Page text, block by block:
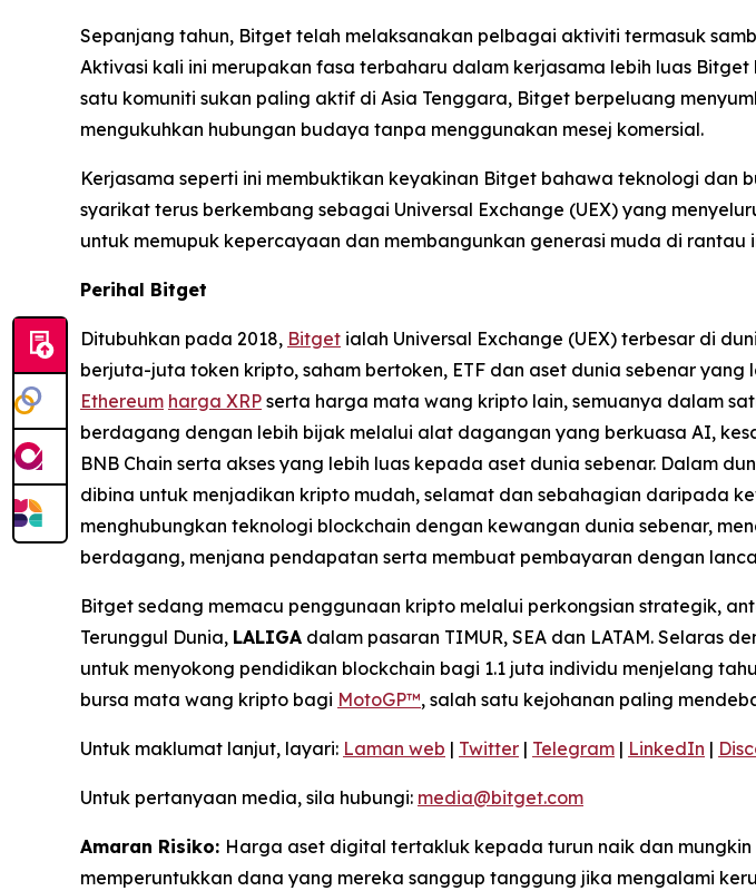
Sepanjang tahun, Bitget telah melaksanakan pelbagai aktiviti termasuk
Aktivasi kali ini merupakan fasa terbaharu dalam kerjasama lebih luas
satu komuniti sukan paling aktif di Asia Tenggara, Bitget berpeluang
mengukuhkan hubungan budaya tanpa menggunakan mesej komersial.
Kerjasama seperti ini membuktikan keyakinan Bitget bahawa teknologi
syarikat terus berkembang sebagai Universal Exchange (UEX) yang
untuk memupuk kepercayaan dan membangunkan generasi muda di rantau
Perihal Bitget
Ditubuhkan pada 2018, Bitget ialah Universal Exchange (UEX) terbesar di
berjuta-juta token kripto, saham bertoken, ETF dan aset dunia sebenar
Ethereum harga XRP serta harga mata wang kripto lain, semuanya dalam
berdagang dengan lebih bijak melalui alat dagangan yang berkuasa AI,
BNB Chain serta akses yang lebih luas kepada aset dunia sebenar. Dalam
dibina untuk menjadikan kripto mudah, selamat dan sebahagian daripada
menghubungkan teknologi blockchain dengan kewangan dunia sebenar,
berdagang, menjana pendapatan serta membuat pembayaran dengan
Bitget sedang memacu penggunaan kripto melalui perkongsian strategik,
Terunggul Dunia, LALIGA dalam pasaran TIMUR, SEA dan LATAM. Selaras
untuk menyokong pendidikan blockchain bagi 1.1 juta individu menjelang
bursa mata wang kripto bagi MotoGP™, salah satu kejohanan paling
Untuk maklumat lanjut, layari: Laman web | Twitter | Telegram | LinkedIn |
Untuk pertanyaan media, sila hubungi: media@bitget.com
Amaran Risiko: Harga aset digital tertakluk kepada turun naik dan
memperuntukkan dana yang mereka sanggup tanggung jika mengalami